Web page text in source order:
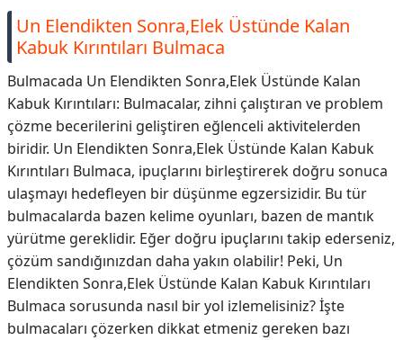
Un Elendikten Sonra,Elek Üstünde Kalan
Kabuk Kırıntıları Bulmaca
Bulmacada Un Elendikten Sonra,Elek Üstünde Kalan
Kabuk Kırıntıları: Bulmacalar, zihni çalıştıran ve problem
çözme becerilerini geliştiren eğlenceli aktivitelerden
biridir. Un Elendikten Sonra,Elek Üstünde Kalan Kabuk
Kırıntıları Bulmaca, ipuçlarını birleştirerek doğru sonuca
ulaşmayı hedefleyen bir düşünme egzersizidir. Bu tür
bulmacalarda bazen kelime oyunları, bazen de mantık
yürütme gereklidir. Eğer doğru ipuçlarını takip ederseniz,
çözüm sandığınızdan daha yakın olabilir! Peki, Un
Elendikten Sonra,Elek Üstünde Kalan Kabuk Kırıntıları
Bulmaca sorusunda nasıl bir yol izlemelisiniz? İşte
bulmacaları çözerken dikkat etmeniz gereken bazı